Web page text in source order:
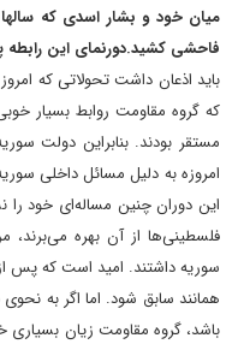
میان خود و بشار اسدی که
فاحشی کشید.دورنمای این رابطه
باید اذعان داشت تحولاتی که
که گروه مقاومت روابط بسیار
مستقر بودند. بنابراین دولت
امروزه به دلیل مسائل داخلی
این دوران چنین مساله‌ای خود را
فلسطینی‌ها از آن بهره می‌برند،
سوریه داشتند. امید است که پس از
همانند سابق شود. اما اگر به
باشد، گروه مقاومت زیان بسیاری